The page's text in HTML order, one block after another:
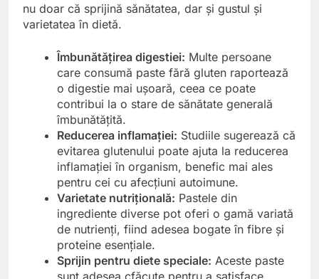
nu doar că sprijină sănătatea, dar și gustul și
varietatea în dietă.
Îmbunătățirea digestiei: Multe persoane
care consumă paste fără gluten raportează
o digestie mai ușoară, ceea ce poate
contribui la o stare de sănătate generală
îmbunătățită.
Reducerea inflamației: Studiile sugerează că
evitarea glutenului poate ajuta la reducerea
inflamației în organism, benefic mai ales
pentru cei cu afecțiuni autoimune.
Varietate nutrițională: Pastele din
ingrediente diverse pot oferi o gamă variată
de nutrienți, fiind adesea bogate în fibre și
proteine esențiale.
Sprijin pentru diete speciale: Aceste paste
sunt adesea cfăcute pentru a satisface